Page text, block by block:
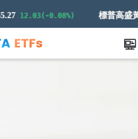
12.03(-0.08%)